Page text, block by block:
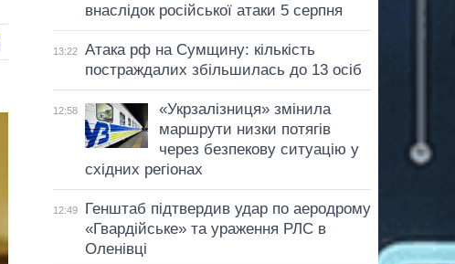
внаслідок російської атаки 5 серпня
13:22
Атака рф на Сумщину: кількість
постраждалих збільшилась до 13 осіб
12:58
«Укрзалізниця» змінила
маршрути низки потягів
через безпекову ситуацію у
східних регіонах
12:49
Генштаб підтвердив удар по аеродрому
«Гвардійське» та ураження РЛС в
Оленівці